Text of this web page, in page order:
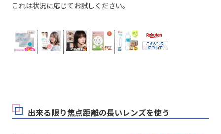
これは状況に応じてお試しください。
出来る限り焦点距離の長いレンズを使う